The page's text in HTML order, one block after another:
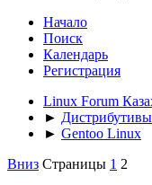
Начало
Поиск
Календарь
Регистрация
Linux Forum
► Дистрибутивы
► Gentoo Linux
Вниз Страницы 1 2